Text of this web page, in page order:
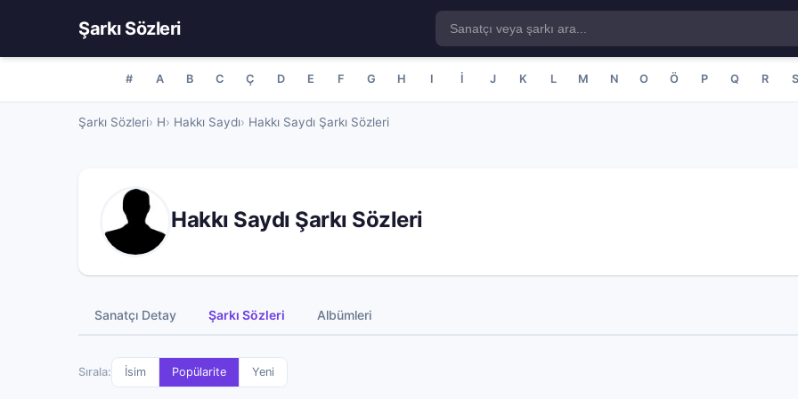
Şarkı Sözleri
# A B C Ç D E F G H I İ J K L M N O Ö P Q R S
Şarkı Sözleri H Hakkı Saydı Hakkı Saydı Şarkı Sözleri
Hakkı Saydı Şarkı Sözleri
Sanatçı Detay Şarkı Sözleri Albümleri
Sırala: İsim Popülarite Yeni